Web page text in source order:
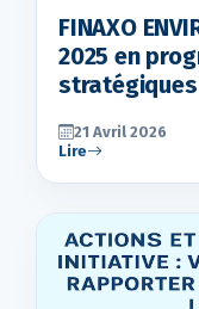
FINAXO
2025 en
stratégiques
21 Avril 2026
Lire